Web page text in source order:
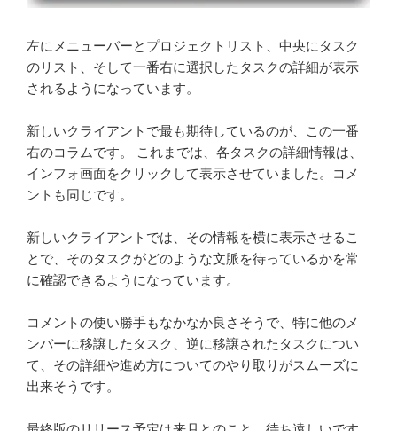
左にメニューバーとプロジェクトリスト、中央にタスク
のリスト、そして一番右に選択したタスクの詳細が表示
されるようになっています。
新しいクライアントで最も期待しているのが、この一番
右のコラムです。 これまでは、各タスクの詳細情報は、
インフォ画面をクリックして表示させていました。コメ
ントも同じです。
新しいクライアントでは、その情報を横に表示させるこ
とで、そのタスクがどのような文脈を待っているかを常
に確認できるようになっています。
コメントの使い勝手もなかなか良さそうで、特に他のメ
ンバーに移譲したタスク、逆に移譲されたタスクについ
て、その詳細や進め方についてのやり取りがスムーズに
出来そうです。